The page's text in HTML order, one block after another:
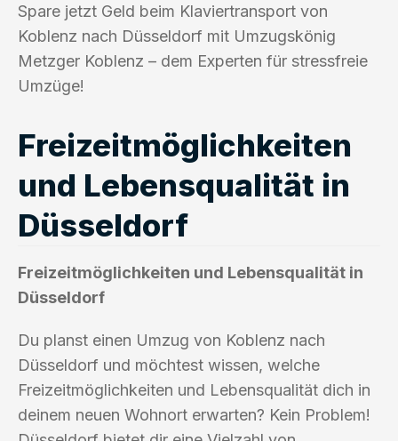
Spare jetzt Geld beim Klaviertransport von
Koblenz nach Düsseldorf mit Umzugskönig
Metzger Koblenz – dem Experten für stressfreie
Umzüge!
Freizeitmöglichkeiten
und Lebensqualität in
Düsseldorf
Freizeitmöglichkeiten und Lebensqualität in
Düsseldorf
Du planst einen Umzug von Koblenz nach
Düsseldorf und möchtest wissen, welche
Freizeitmöglichkeiten und Lebensqualität dich in
deinem neuen Wohnort erwarten? Kein Problem!